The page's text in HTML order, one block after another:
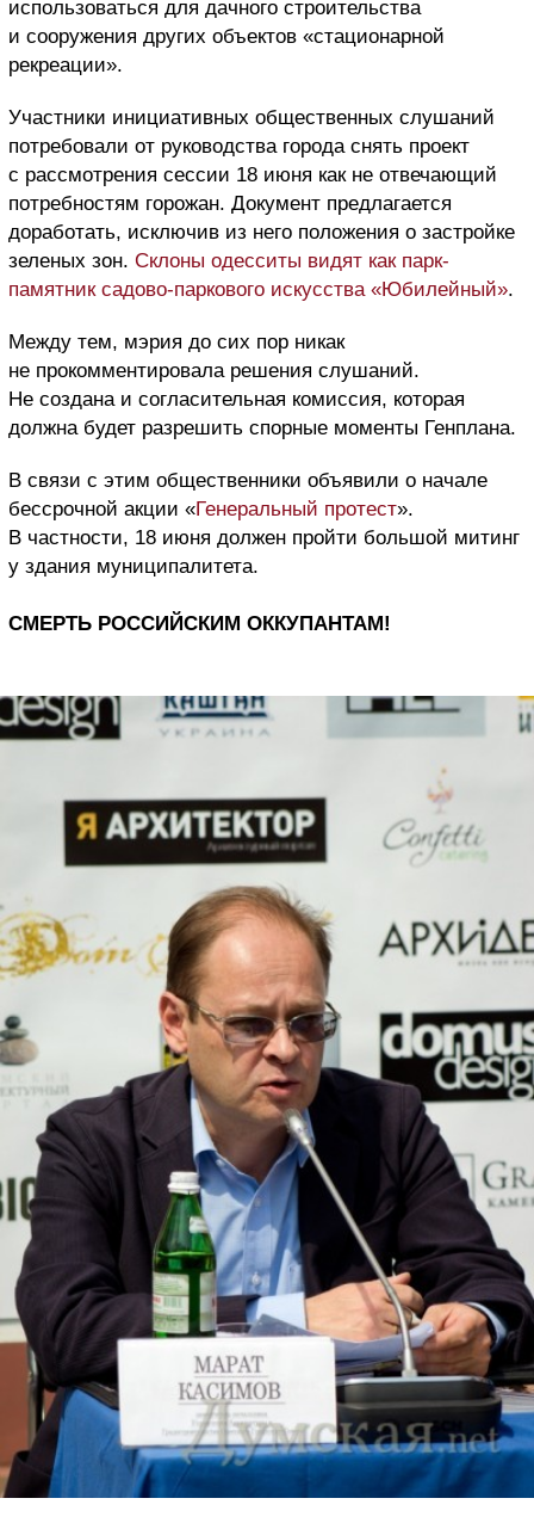
использоваться для дачного строительства
и сооружения других объектов «стационарной
рекреации».
Участники инициативных общественных слушаний
потребовали от руководства города снять проект
с рассмотрения сессии 18 июня как не отвечающий
потребностям горожан. Документ предлагается
доработать, исключив из него положения о застройке
зеленых зон. Склоны одесситы видят как парк-
памятник садово-паркового искусства «Юбилейный».
Между тем, мэрия до сих пор никак
не прокомментировала решения слушаний.
Не создана и согласительная комиссия, которая
должна будет разрешить спорные моменты Генплана.
В связи с этим общественники объявили о начале
бессрочной акции «Генеральный протест».
В частности, 18 июня должен пройти большой митинг
у здания муниципалитета.
СМЕРТЬ РОССИЙСКИМ ОККУПАНТАМ!